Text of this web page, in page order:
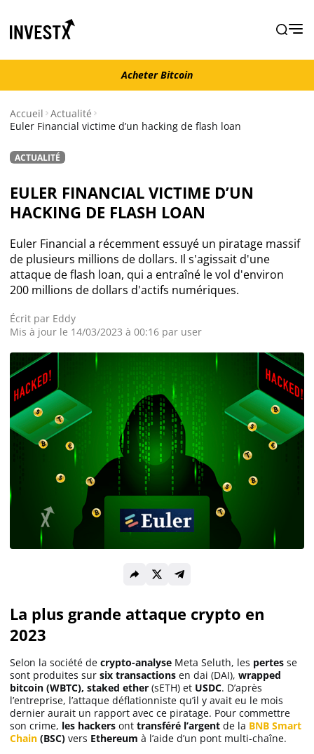
Acheter Bitcoin
Actualité Ethereum
Actualité Altcoins
Actualité NFT
Actualité Exchanges
Guides
Acheter Cryptomonnaies
Prédictions
Ethereum (ETH)
Solana (SOL)
Ripple (XRP)
Acheter Bitcoin
Accueil Actualité
Euler Financial victime d’un hacking de flash loan
ACTUALITÉ
EULER FINANCIAL VICTIME D’UN
HACKING DE FLASH LOAN
Euler Financial a récemment essuyé un piratage massif
de plusieurs millions de dollars. Il s'agissait d'une
attaque de flash loan, qui a entraîné le vol d'environ
200 millions de dollars d'actifs numériques.
Écrit par Eddy
Mis à jour le 14/03/2023 à 00:16 par user
La plus grande attaque crypto en
2023
Selon la société de crypto-analyse Meta Seluth, les pertes se
sont produites sur six transactions en dai (DAI), wrapped
bitcoin (WBTC), staked ether (sETH) et USDC. D’après
l’entreprise, l’attaque déflationniste qu’il y avait eu le mois
dernier aurait un rapport avec ce piratage. Pour commettre
son crime, les hackers ont transféré l’argent de la BNB Smart
Chain (BSC) vers Ethereum à l’aide d’un pont multi-chaîne.